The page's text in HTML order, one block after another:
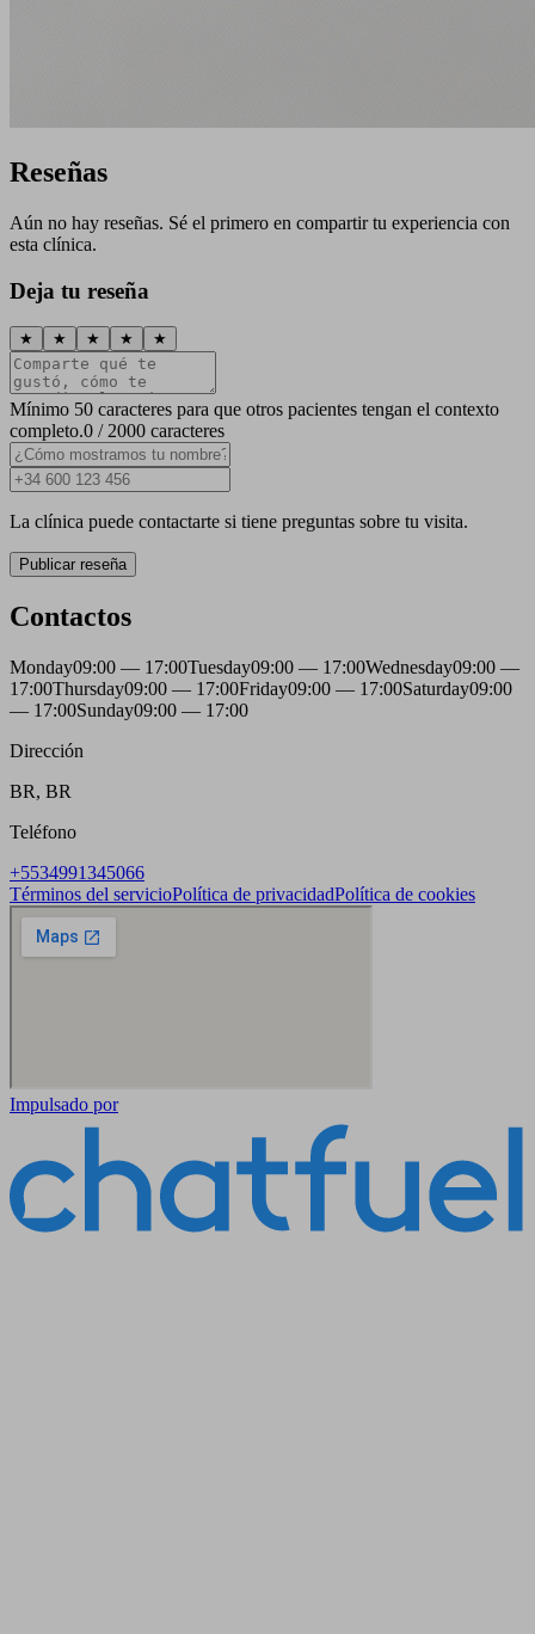
Reseñas
Aún no hay reseñas. Sé el primero en compartir tu experiencia con
esta clínica.
Deja tu reseña
★ ★ ★ ★ ★
Mínimo 50 caracteres para que otros pacientes tengan el contexto
completo.0 / 2000 caracteres
La clínica puede contactarte si tiene preguntas sobre tu visita.
Publicar reseña
Contactos
Monday09:00 — 17:00Tuesday09:00 — 17:00Wednesday09:00 —
17:00Thursday09:00 — 17:00Friday09:00 — 17:00Saturday09:00
— 17:00Sunday09:00 — 17:00
Dirección
BR, BR
Teléfono
+5534991345066
Términos del servicioPolítica de privacidadPolítica de cookies
Impulsado por